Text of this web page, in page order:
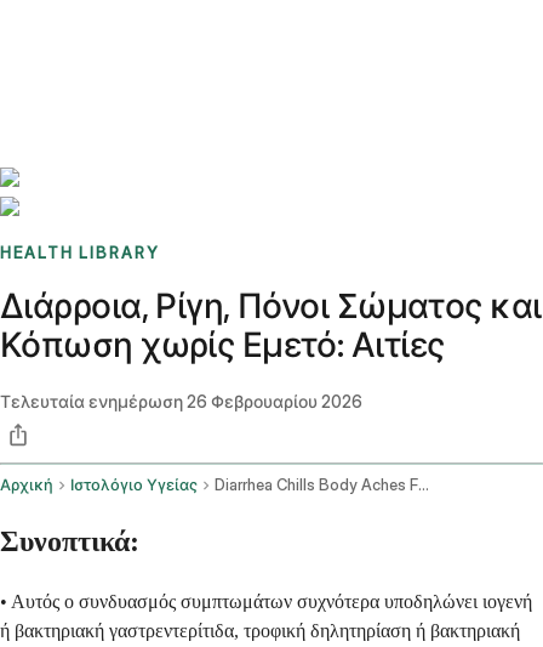
HEALTH LIBRARY
Διάρροια, Ρίγη, Πόνοι Σώματος και
Κόπωση χωρίς Εμετό: Αιτίες
Τελευταία ενημέρωση26 Φεβρουαρίου 2026
Αρχική Ιστολόγιο Υγείας Diarrhea Chills Body Aches Fatigue No Vomiting
Συνοπτικά:
• Αυτός ο συνδυασμός συμπτωμάτων συχνότερα υποδηλώνει ιογενή
ή βακτηριακή γαστρεντερίτιδα, τροφική δηλητηρίαση ή βακτηριακή